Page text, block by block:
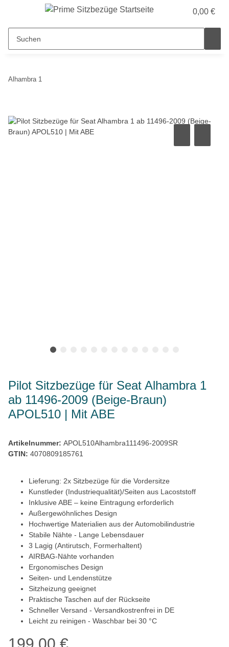
0,00 €
Alhambra 1
Pilot Sitzbezüge für Seat Alhambra 1
ab 11496-2009 (Beige-Braun)
APOL510 | Mit ABE
Artikelnummer: APOL510Alhambra111496-2009SR
GTIN: 4070809185761
Lieferung: 2x Sitzbezüge für die Vordersitze
Kunstleder (Industriequalität)/Seiten aus Lacoststoff
Inklusive ABE – keine Eintragung erforderlich
Außergewöhnliches Design
Hochwertige Materialien aus der Automobilindustrie
Stabile Nähte - Lange Lebensdauer
3 Lagig (Antirutsch, Formerhaltent)
AIRBAG-Nähte vorhanden
Ergonomisches Design
Seiten- und Lendenstütze
Sitzheizung geeignet
Praktische Taschen auf der Rückseite
Schneller Versand - Versandkostrenfrei in DE
Leicht zu reinigen - Waschbar bei 30 °C